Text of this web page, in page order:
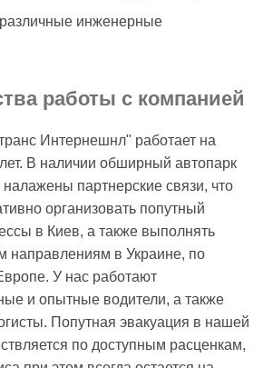
инженерные
работы с компанией
Интернешнл" работает на
В наличии обширный автопарк
налажены партнерские связи, что
организовать попутный
в Киев, а также выполнять
направлениям в Украине, по
У нас работают
и опытные водители, а также
Попутная эвакуация в нашей
по доступным расценкам,